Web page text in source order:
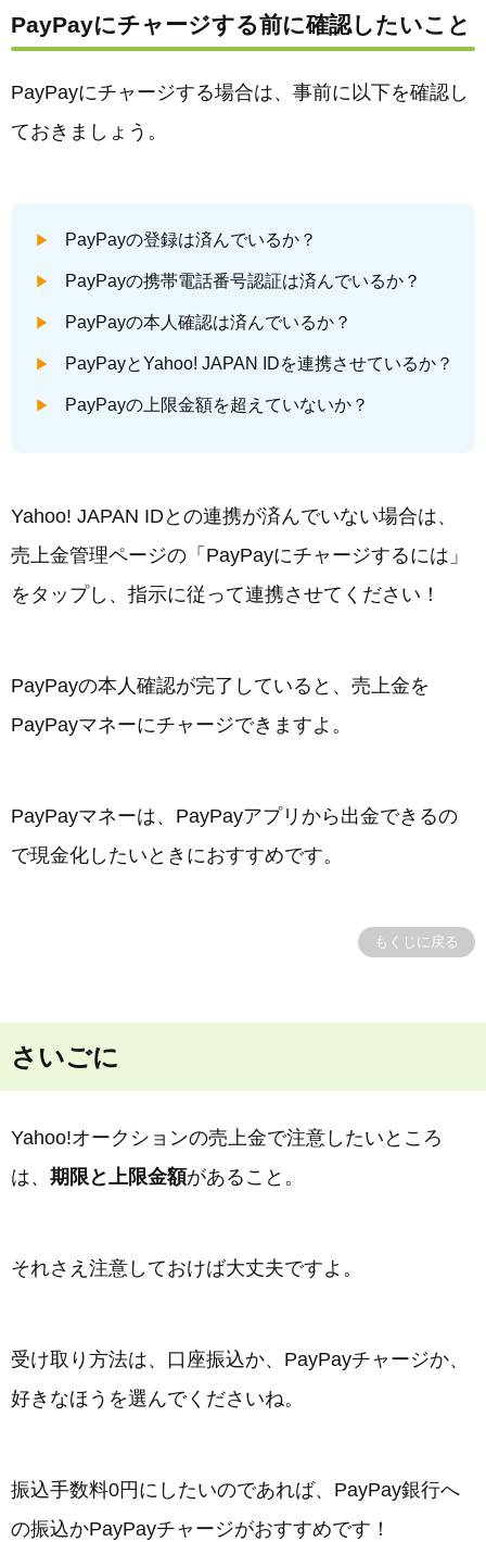
PayPayにチャージする前に確認したいこと
PayPayにチャージする場合は、事前に以下を確認し
ておきましょう。
PayPayの登録は済んでいるか？
PayPayの携帯電話番号認証は済んでいるか？
PayPayの本人確認は済んでいるか？
PayPayとYahoo! JAPAN IDを連携させているか？
PayPayの上限金額を超えていないか？
Yahoo! JAPAN IDとの連携が済んでいない場合は、
売上金管理ページの「PayPayにチャージするには」
をタップし、指示に従って連携させてください！
PayPayの本人確認が完了していると、売上金を
PayPayマネーにチャージできますよ。
PayPayマネーは、PayPayアプリから出金できるの
で現金化したいときにおすすめです。
もくじに戻る
さいごに
Yahoo!オークションの売上金で注意したいところ
は、 期限と上限金額があること。
それさえ注意しておけば大丈夫ですよ。
受け取り方法は、口座振込か、PayPayチャージか、
好きなほうを選んでくださいね。
振込手数料0円にしたいのであれば、PayPay銀行へ
の振込かPayPayチャージがおすすめです！